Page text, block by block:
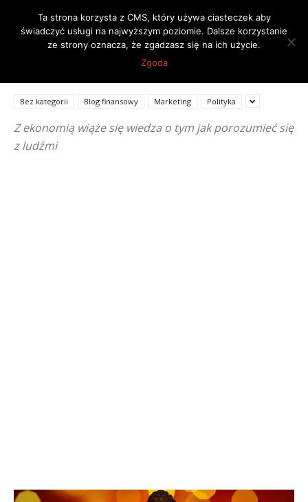
Psychologia
Bez kategorii Blog finansowy Marketing Polityka
Z ekonomią wiąże się wiedza o tym jak porozumieć się
z ludźmi
Ta strona korzysta z CMS, który używa ciasteczek aby
świadczyć usługi na najwyższym poziomie. Dalsze korzystanie
ze strony oznacza, że zgadzasz się na ich użycie.
Zgoda